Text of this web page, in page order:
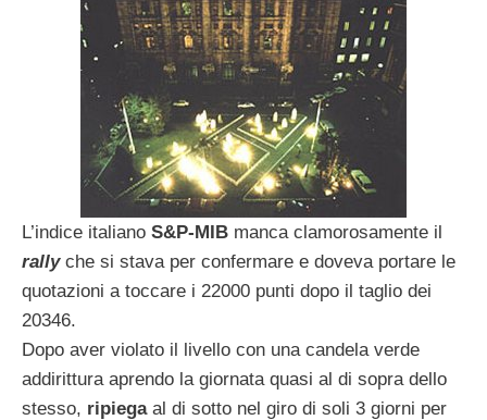
L’indice italiano S&P-MIB manca clamorosamente il
rallyche si stava per confermare e doveva portare le
quotazioni a toccare i 22000 punti dopo il taglio dei
20346.
Dopo aver violato il livello con una candela verde
addirittura aprendo la giornata quasi al di sopra dello
stesso, ripiegaal di sotto nel giro di soli 3 giorni per